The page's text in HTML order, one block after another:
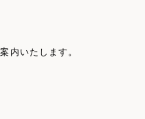
内いたします。